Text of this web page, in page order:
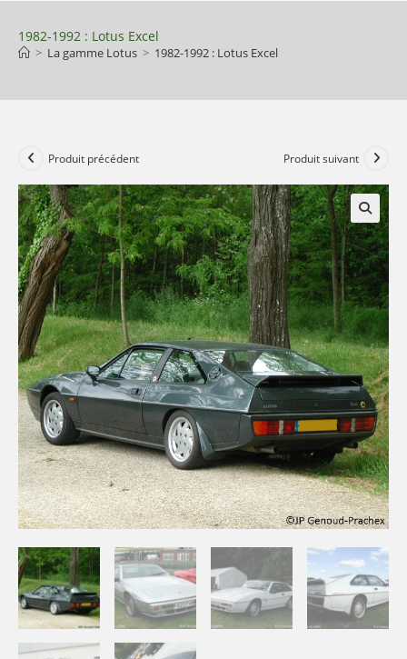
content
1982-1992 : Lotus Excel
> La gamme Lotus > 1982-1992 : Lotus Excel
Produit précédent Produit suivant
🔍